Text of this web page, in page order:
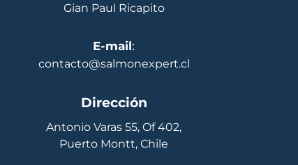
Gian Paul Ricapito
E-mail:
contacto@salmonexpert.cl
Dirección
Antonio Varas 55, Of 402,
Puerto Montt, Chile